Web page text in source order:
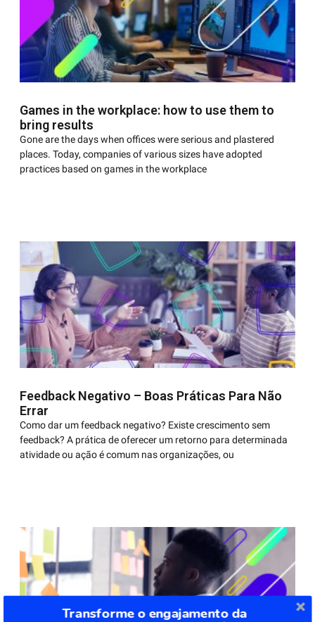
Games in the workplace: how to use them to
bring results
Gone are the days when offices were serious and plastered
places. Today, companies of various sizes have adopted
practices based on games in the workplace
Feedback Negativo – Boas Práticas Para Não
Errar
Como dar um feedback negativo? Existe crescimento sem
feedback? A prática de oferecer um retorno para determinada
atividade ou ação é comum nas organizações, ou
Transforme o engajamento da